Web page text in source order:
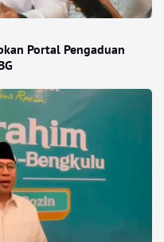
Portal Pengaduan